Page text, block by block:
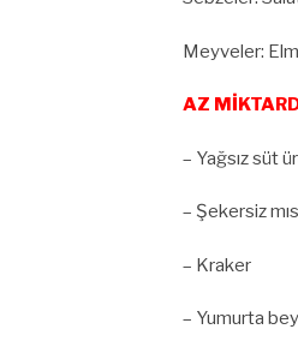
Meyveler:
AZ
– Yağsız süt
– Şekersiz
– Kraker
– Yumurta